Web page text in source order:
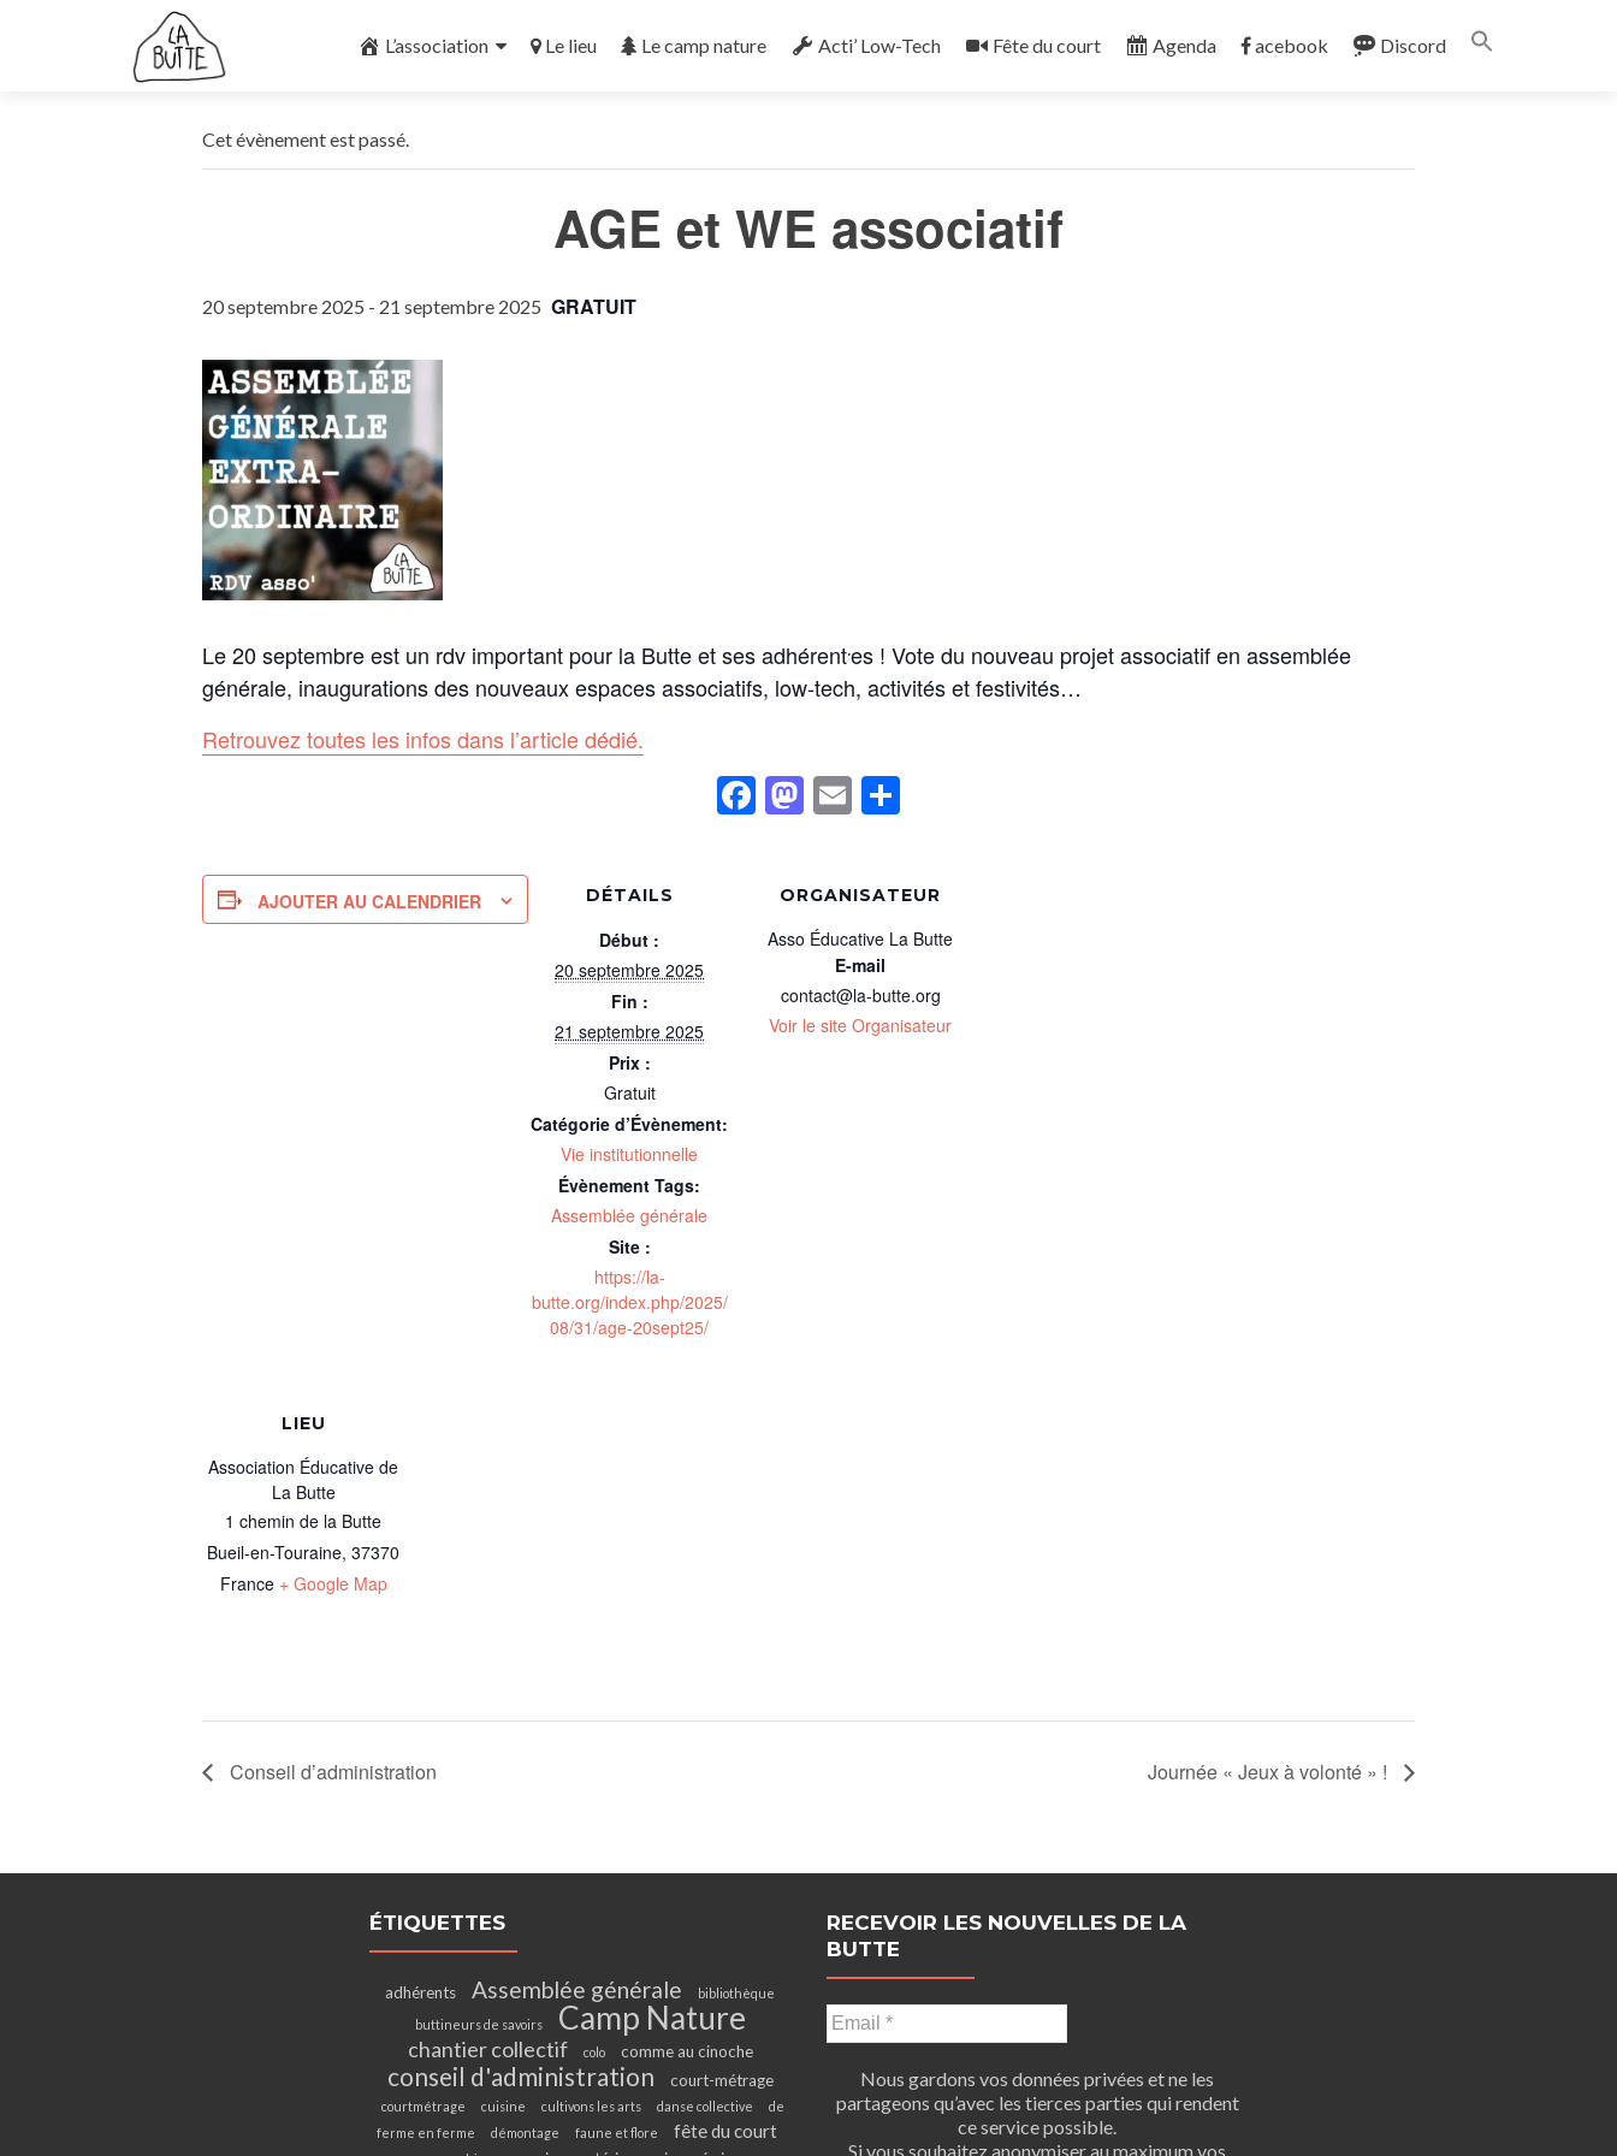
au L’association Le lieu Le camp nature Acti’ Low-Tech Fête du court Agenda acebook Discord
« Tous les Évènements
Cet évènement est passé.
AGE et WE associatif
20 septembre 2025 - 21 septembre 2025 GRATUIT
Le 20 septembre est un rdv important pour la Butte et ses adhérent⸱es ! Vote du nouveau projet associatif en assemblée
générale, inaugurations des nouveaux espaces associatifs, low-tech, activités et festivités…
Retrouvez toutes les infos dans l’article dédié.
Facebook
Mastodon
Email
AJOUTER AU CALENDRIER DÉTAILS
Début :
20 septembre 2025
Fin :
21 septembre 2025
Prix :
Gratuit
Catégorie d’Évènement:
Vie institutionnelle
Évènement Tags:
Assemblée générale
Site :
https://la-
butte.org/index.php/2025/
08/31/age-20sept25/
ORGANISATEUR
Asso Éducative La Butte
E-mail
contact@la-butte.org
Voir le site Organisateur
LIEU
Association Éducative de
La Butte
1 chemin de la Butte
Bueil-en-Touraine, 37370
France + Google Map
Conseil d’administration Journée « Jeux à volonté » !
ÉTIQUETTES
adhérents Assemblée générale
bibliothèque
buttineurs de savoirs
Camp Nature
chantier collectif colo comme au cinoche
conseil d'administration court-métrage
courtmétrage cuisine cultivons les arts danse collective
de
ferme en ferme
démontage faune et flore fête du court
RECEVOIR LES NOUVELLES DE LA
BUTTE
Nous gardons vos données privées et ne les
partageons qu’avec les tierces parties qui rendent
ce service possible.
Si vous souhaitez anonymiser au maximum vos